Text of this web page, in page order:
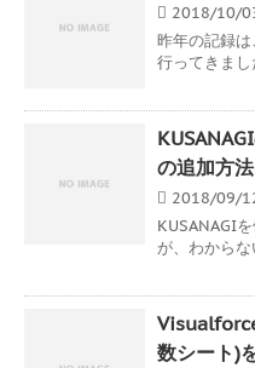
2018/10/
昨年の記録
行ってきまし
の追加方法
2018/09/
KUSANAGI
が、わから
数シート)